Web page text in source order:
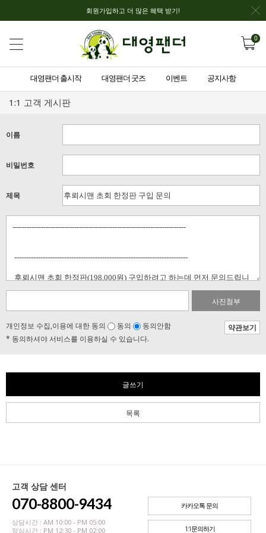
회원가입하고 더 많은 혜택 받기!
0
대영팬더 출시작 대영팬더 굿즈 이벤트 공지사항
1:1 고객 게시판
이름
비밀번호
제목
사진첨부
개인정보 수집,이용에 대한 동의 동의 동의안함
약관보기
* 동의하셔야 서비스를 이용하실 수 있습니다.
글쓰기
목록
고객 상담 센터
070-8800-9434
상담시간 : AM 10:00 - PM 05:00
점심시간 : PM 12:30 - PM 02:00
카카오톡 문의
1:1문의하기